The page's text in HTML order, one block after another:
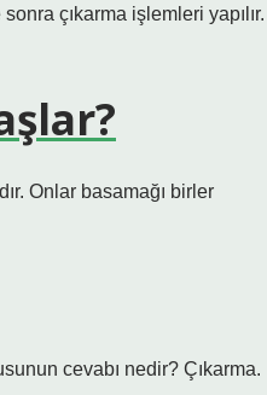
çıkarma işlemleri yapılır.
Onlar basamağı birler
cevabı nedir? Çıkarma.